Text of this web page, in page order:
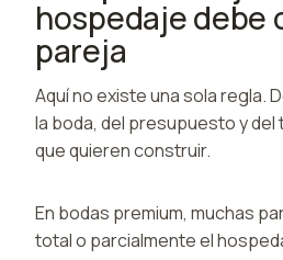
hospedaje debe
pareja
Aquí no existe una sola regla.
la boda, del presupuesto y
que quieren construir.
En bodas premium, muchas
total o parcialmente el